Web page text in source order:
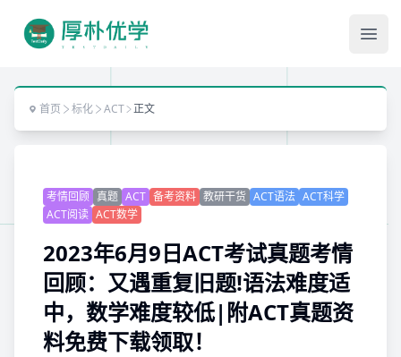
首页 标化 ACT 正文
考情回顾 真题 ACT 备考资料 教研干货 ACT语法 ACT科学
ACT阅读 ACT数学
2023年6月9日ACT考试真题考情
回顾：又遇重复旧题!语法难度适
中，数学难度较低|附ACT真题资
料免费下载领取！